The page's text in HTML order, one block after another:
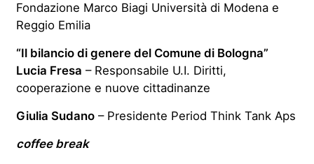
Fondazione Marco Biagi Università di Modena e
Reggio Emilia
“Il bilancio di genere del Comune di Bologna”
Lucia Fresa – Responsabile U.I. Diritti,
cooperazione e nuove cittadinanze
Giulia Sudano– Presidente Period Think Tank Aps
coffee break